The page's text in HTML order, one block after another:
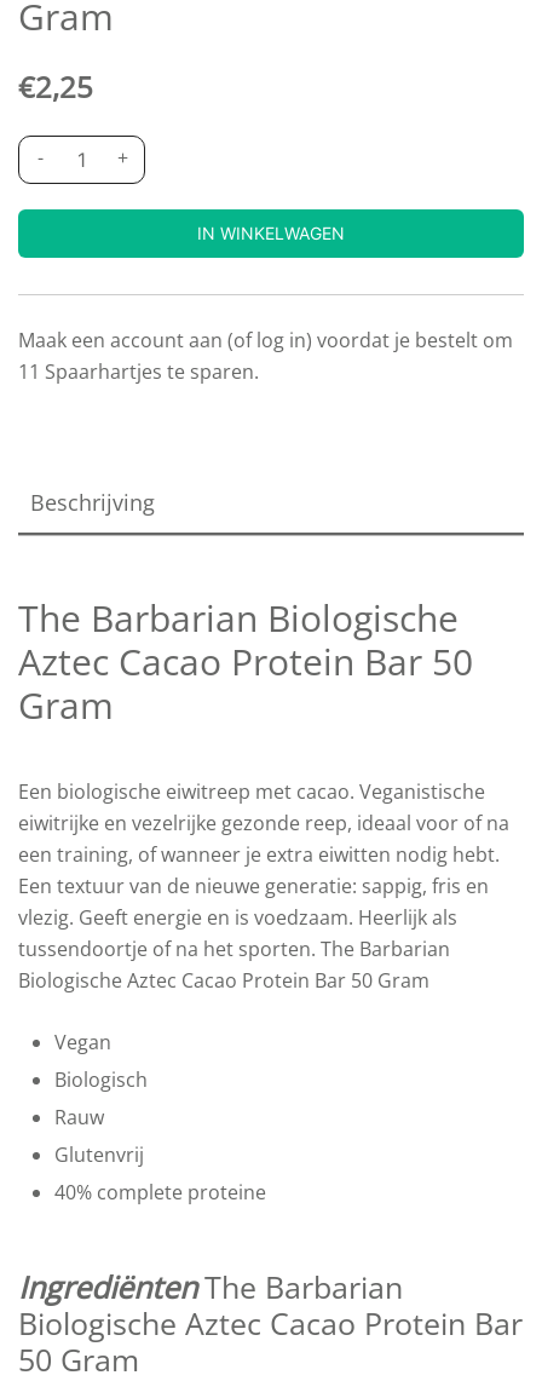
Gram
€2,25
- +
IN WINKELWAGEN
Maak een account aan (of log in) voordat je bestelt om
11 Spaarhartjes te sparen.
Beschrijving
The Barbarian Biologische
Aztec Cacao Protein Bar 50
Gram
Een biologische eiwitreep met cacao. Veganistische
eiwitrijke en vezelrijke gezonde reep, ideaal voor of na
een training, of wanneer je extra eiwitten nodig hebt.
Een textuur van de nieuwe generatie: sappig, fris en
vlezig. Geeft energie en is voedzaam. Heerlijk als
tussendoortje of na het sporten. The Barbarian
Biologische Aztec Cacao Protein Bar 50 Gram
Vegan
Biologisch
Rauw
Glutenvrij
40% complete proteine
IngrediëntenThe Barbarian
Biologische Aztec Cacao Protein Bar
50 Gram